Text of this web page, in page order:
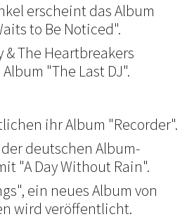
erscheint das Album
to Be Noticed".
& The Heartbreakers
"The Last DJ".
ihr Album "Recorder".
deutschen Album-
"A Day Without Rain".
ein neues Album von
wird veröffentlicht.